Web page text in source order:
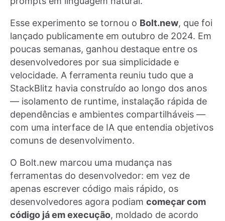
Esse experimento se tornou o Bolt.new, que foi
lançado publicamente em outubro de 2024. Em
poucas semanas, ganhou destaque entre os
desenvolvedores por sua simplicidade e
velocidade. A ferramenta reuniu tudo que a
StackBlitz havia construído ao longo dos anos
— isolamento de runtime, instalação rápida de
dependências e ambientes compartilháveis —
com uma interface de IA que entendia objetivos
comuns de desenvolvimento.
O Bolt.new marcou uma mudança nas
ferramentas do desenvolvedor: em vez de
apenas escrever código mais rápido, os
desenvolvedores agora podiam começar com
código já em execução, moldado de acordo